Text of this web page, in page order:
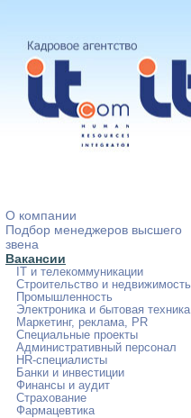
О компании
Подбор менеджеров высшего
звена
Вакансии
IT и телекоммуникации
Строительство и недвижимость
Промышленность
Электроника и бытовая техника
Маркетинг, реклама, PR
Специальные проекты
Административный персонал
HR-специалисты
Банки и инвестиции
Финансы и аудит
Страхование
Фармацевтика